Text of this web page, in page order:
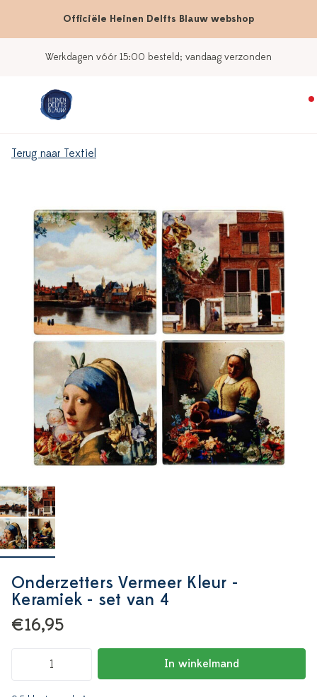
Officiële Heinen Delfts Blauw webshop
Werkdagen vóór 15:00 besteld; vandaag verzonden
Terug naar Textiel
Onderzetters Vermeer Kleur -
Keramiek - set van 4
€16,95
In winkelmand